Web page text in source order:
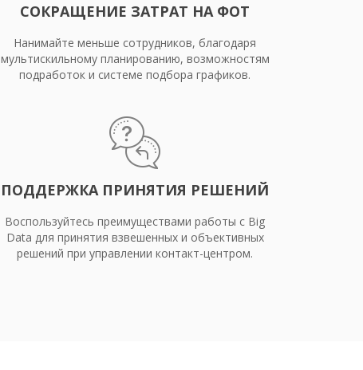
СОКРАЩЕНИЕ ЗАТРАТ НА ФОТ
Нанимайте меньше сотрудников, благодаря
мультискильному планированию, возможностям
подработок и системе подбора графиков.
ПОДДЕРЖКА ПРИНЯТИЯ РЕШЕНИЙ
Воспользуйтесь преимуществами работы с Big
Data для принятия взвешенных и объективных
решений при управлении контакт-центром.